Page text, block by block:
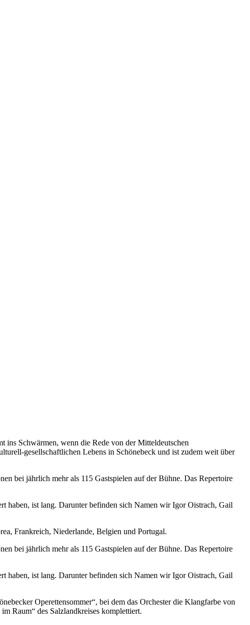
ins Schwärmen, wenn die Rede von der Mitteldeutschen
gesellschaftlichen Lebens in Schönebeck und ist zudem weit über
bei jährlich mehr als 115 Gastspielen auf der Bühne. Das Repertoire
haben, ist lang. Darunter befinden sich Namen wir Igor Oistrach, Gail
Frankreich, Niederlande, Belgien und Portugal.
bei jährlich mehr als 115 Gastspielen auf der Bühne. Das Repertoire
haben, ist lang. Darunter befinden sich Namen wir Igor Oistrach, Gail
Operettensommer“, bei dem das Orchester die Klangfarbe von
Raum“ des Salzlandkreises komplettiert.